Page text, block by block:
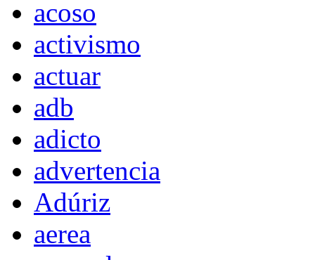
acoso
activismo
actuar
adb
adicto
advertencia
Adúriz
aerea